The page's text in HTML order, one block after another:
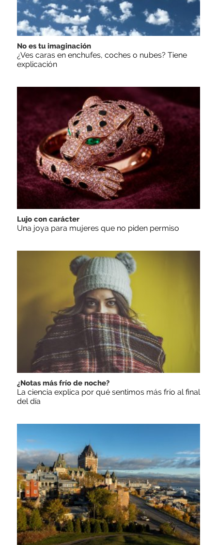
No es tu imaginación
¿Ves caras en enchufes, coches o nubes? Tiene
explicación
Lujo con carácter
Una joya para mujeres que no piden permiso
¿Notas más frío de noche?
La ciencia explica por qué sentimos más frío al final
del día